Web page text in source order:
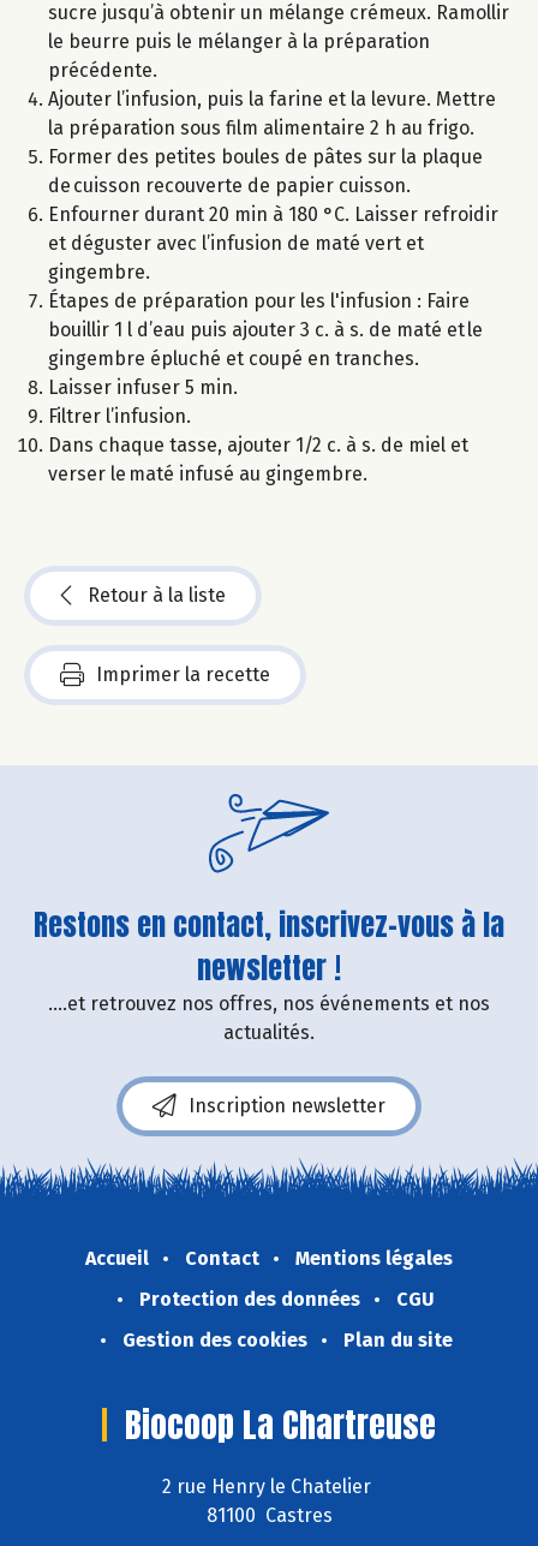
sucre jusqu’à obtenir un mélange crémeux. Ramollir
le beurre puis le mélanger à la préparation
précédente.
Ajouter l’infusion, puis la farine et la levure. Mettre
la préparation sous film alimentaire 2 h au frigo.
Former des petites boules de pâtes sur la plaque
de cuisson recouverte de papier cuisson.
Enfourner durant 20 min à 180 °C. Laisser refroidir
et déguster avec l’infusion de maté vert et
gingembre.
Étapes de préparation pour les l'infusion : Faire
bouillir 1 l d’eau puis ajouter 3 c. à s. de maté et le
gingembre épluché et coupé en tranches.
Laisser infuser 5 min.
Filtrer l’infusion.
Dans chaque tasse, ajouter 1/2 c. à s. de miel et
verser le maté infusé au gingembre.
Retour à la liste
Imprimer la recette
Restons en contact, inscrivez-vous à la
newsletter !
....et retrouvez nos offres, nos événements et nos
actualités.
Inscription newsletter
Accueil Contact
Mentions légales
Protection des données
CGU
Gestion des cookies
Plan du site
Biocoop La Chartreuse
2 rue Henry le Chatelier
81100 Castres